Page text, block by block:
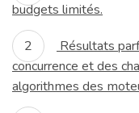
budgets limités.
Résultats
concurrence et des
algorithmes des